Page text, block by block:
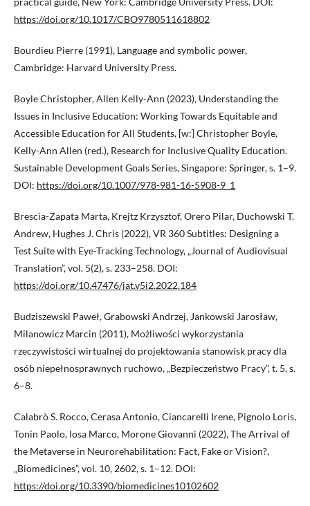
https://doi.org/10.1017/CBO9780511618802
Bourdieu Pierre (1991), Language and symbolic power,
Cambridge: Harvard University Press.
Boyle Christopher, Allen Kelly-Ann (2023), Understanding the
Issues in Inclusive Education: Working Towards Equitable and
Accessible Education for All Students, [w:] Christopher Boyle,
Kelly-Ann Allen (red.), Research for Inclusive Quality Education.
Sustainable Development Goals Series, Singapore: Springer, s. 1–9.
DOI: https://doi.org/10.1007/978-981-16-5908-9_1
Brescia-Zapata Marta, Krejtz Krzysztof, Orero Pilar, Duchowski T.
Andrew, Hughes J. Chris (2022), VR 360 Subtitles: Designing a
Test Suite with Eye-Tracking Technology, „Journal of Audiovisual
Translation”, vol. 5(2), s. 233–258. DOI:
https://doi.org/10.47476/jat.v5i2.2022.184
Budziszewski Paweł, Grabowski Andrzej, Jankowski Jarosław,
Milanowicz Marcin (2011), Możliwości wykorzystania
rzeczywistości wirtualnej do projektowania stanowisk pracy dla
osób niepełnosprawnych ruchowo, „Bezpieczeństwo Pracy”, t. 5, s.
6–8.
Calabrò S. Rocco, Cerasa Antonio, Ciancarelli Irene, Pignolo Loris,
Tonin Paolo, Iosa Marco, Morone Giovanni (2022), The Arrival of
the Metaverse in Neurorehabilitation: Fact, Fake or Vision?,
„Biomedicines”, vol. 10, 2602, s. 1–12. DOI:
https://doi.org/10.3390/biomedicines10102602